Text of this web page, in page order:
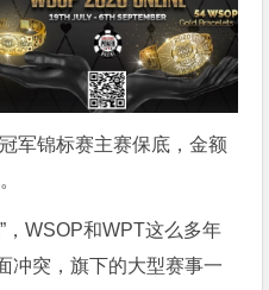
军锦标赛主赛保底，金额
，WSOP和WPT这么多年
冲突，旗下的大型赛事一